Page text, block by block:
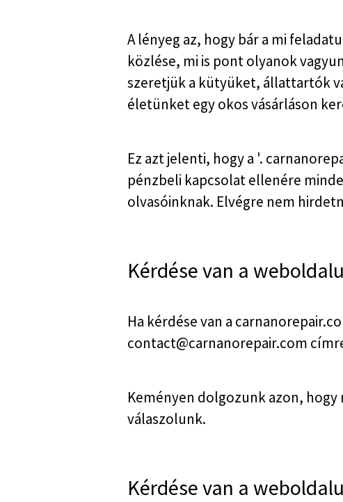
A lényeg az, hogy bár a mi
közlése, mi is pont olyanok
szeretjük a kütyüket, állattartók
életünket egy okos vásárláson
Ez azt jelenti, hogy a '.
pénzbeli kapcsolat ellenére
olvasóinknak. Elvégre nem
Kérdése van a
Ha kérdése van a
contact@carnanorepair.com
Keményen dolgozunk azon,
válaszolunk.
Kérdése van a